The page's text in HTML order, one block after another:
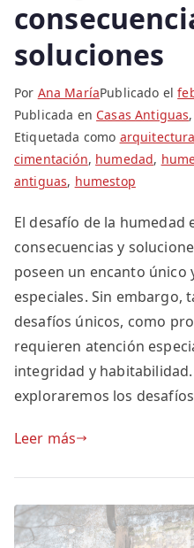
soluciones
Por Ana MaríaPublicado el
Publicada en Casas Antiguas,
Etiquetada como
cimentación, humedad,
antiguas, humestop
El desafío de la humedad
consecuencias y
poseen un encanto único
especiales. Sin embargo,
desafíos únicos, como
requieren atención
integridad y habitabilidad.
exploraremos los
Leer más